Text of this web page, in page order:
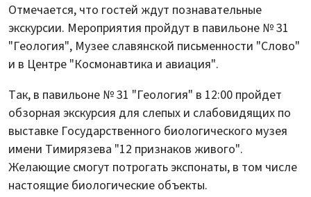
Отмечается, что гостей ждут познавательные
экскурсии. Мероприятия пройдут в павильоне № 31
"Геология", Музее славянской письменности "Слово"
и в Центре "Космонавтика и авиация".
Так, в павильоне № 31 "Геология" в 12:00 пройдет
обзорная экскурсия для слепых и слабовидящих по
выставке Государственного биологического музея
имени Тимирязева "12 признаков живого".
Желающие смогут потрогать экспонаты, в том числе
настоящие биологические объекты.